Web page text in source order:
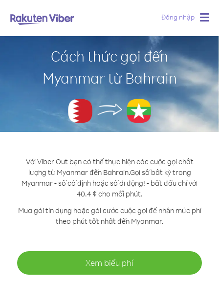
Đăng nhập
Cách thức gọi đến
Myanmar từ Bahrain
Với Viber Out bạn có thể thực hiện các cuộc gọi chất
lượng từ Myanmar đến Bahrain.Gọi số bất kỳ trong
Myanmar - số cố định hoặc số di động! - bắt đầu chỉ với
40.4 ¢ cho mỗi phút.
Mua gói tín dụng hoặc gói cước cuộc gọi để nhận mức phí
theo phút tốt nhất đến Myanmar.
Xem biểu phí